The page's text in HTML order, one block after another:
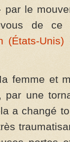
par le
vous de
(États-
femme et
par une
a changé